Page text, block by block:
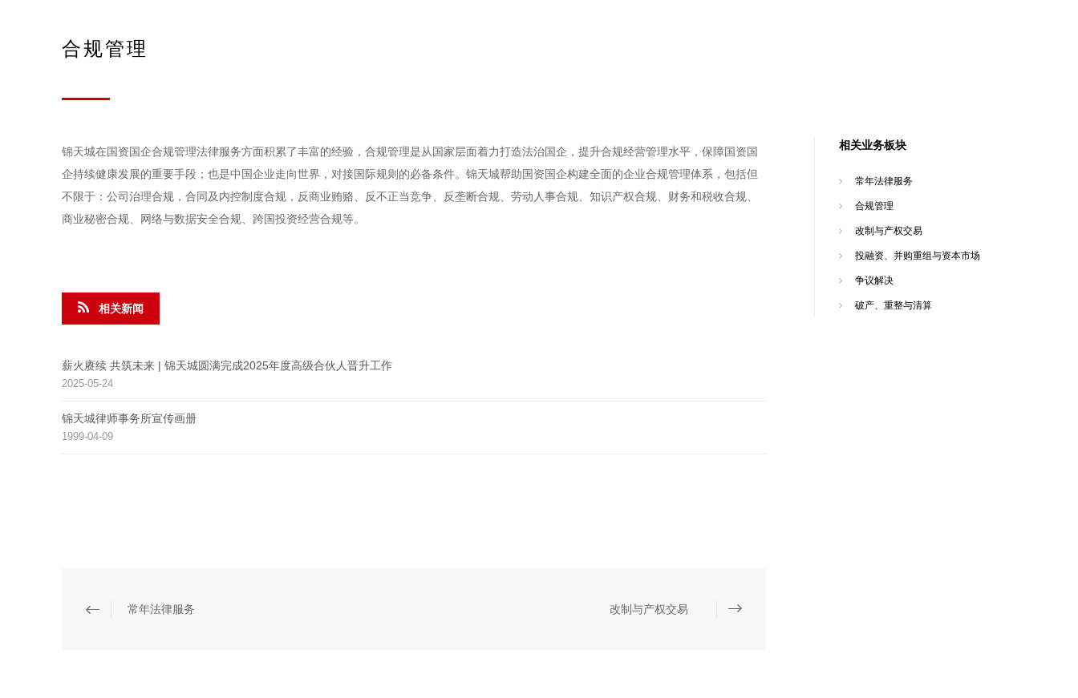
合规管理
锦天城在国资国企合规管理法律服务方面积累了丰富的经验，合规管理是从国家层面着力打造法治国企，提升合规经营管理水平，保障国资国
企持续健康发展的重要手段；也是中国企业走向世界，对接国际规则的必备条件。锦天城帮助国资国企构建全面的企业合规管理体系，包括但
不限于：公司治理合规，合同及内控制度合规，反商业贿赂、反不正当竞争、反垄断合规、劳动人事合规、知识产权合规、财务和税收合规、
商业秘密合规、网络与数据安全合规、跨国投资经营合规等。
相关新闻
薪火赓续 共筑未来 | 锦天城圆满完成2025年度高级合伙人晋升工作
2025-05-24
锦天城律师事务所宣传画册
1999-04-09
常年法律服务 改制与产权交易
相关业务板块
常年法律服务
合规管理
改制与产权交易
投融资、并购重组与资本市场
争议解决
破产、重整与清算